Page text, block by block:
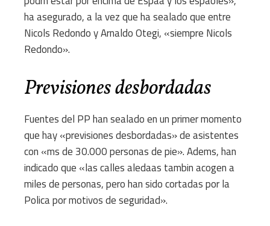
ha asegurado, a la vez que ha sealado que entre
Nicols Redondo y Arnaldo Otegi, «siempre Nicols
Redondo».
Previsiones desbordadas
Fuentes del PP han sealado en un primer momento
que hay «previsiones desbordadas» de asistentes
con «ms de 30.000 personas de pie». Adems, han
indicado que «las calles aledaas tambin acogen a
miles de personas, pero han sido cortadas por la
Polica por motivos de seguridad».